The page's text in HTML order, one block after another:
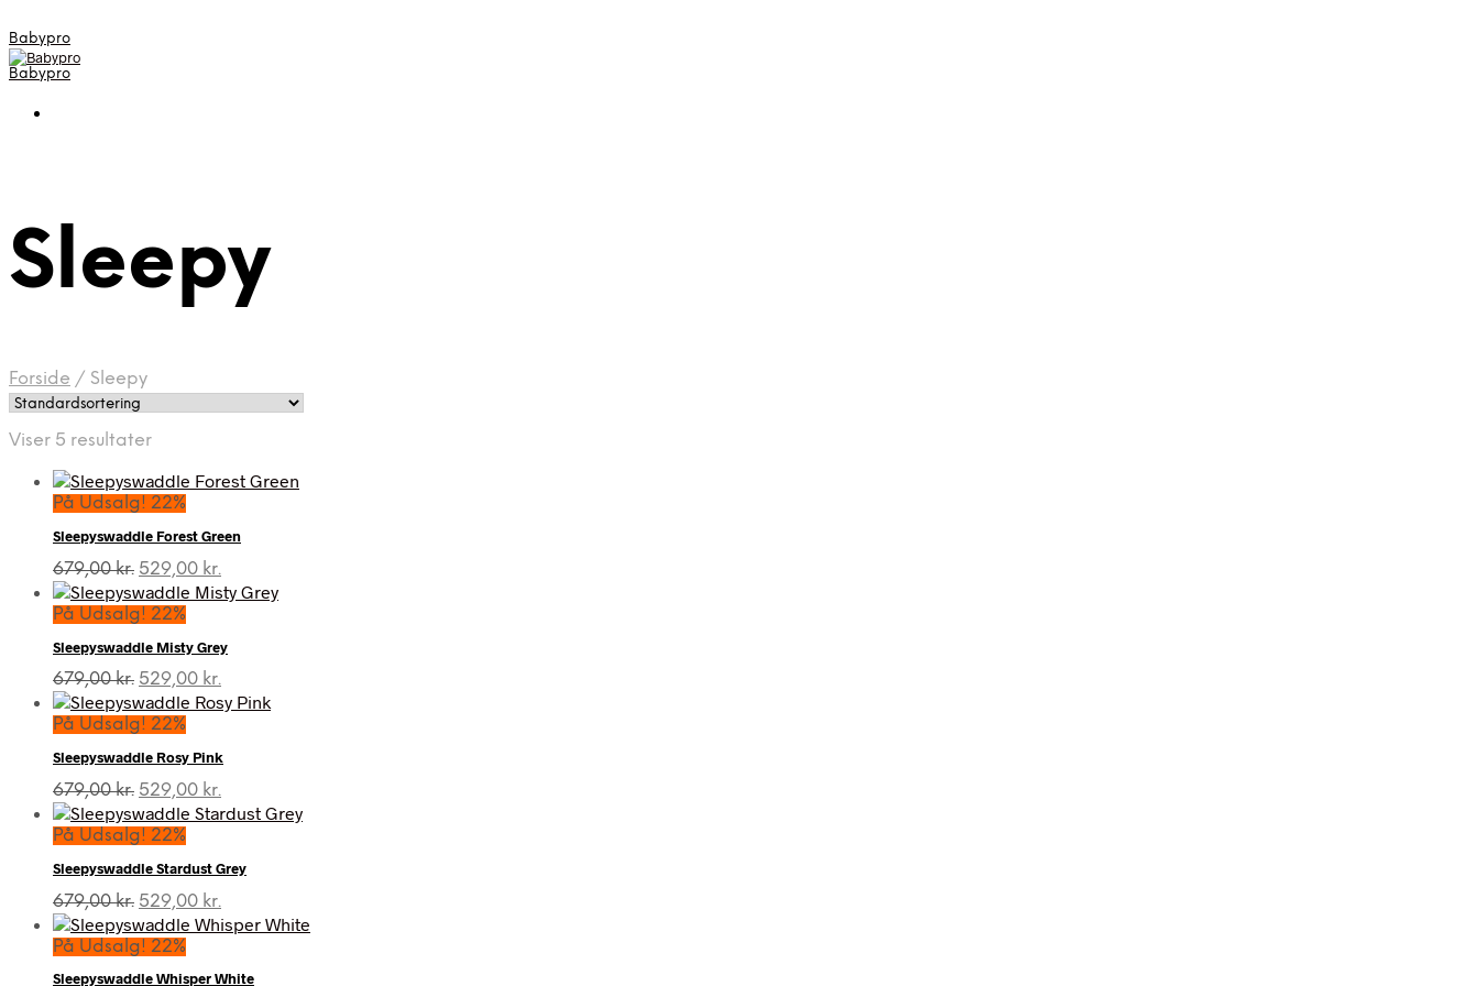
Babypro
Babypro
Sleepy
Forside / Sleepy
Viser 5 resultater
På Udsalg! 22%
Sleepyswaddle Forest Green
679,00kr. Den
oprindelige
pris
679,00 kr..
529,00 kr.
aktuelle
529,00 kr..
På Udsalg! 22%
Sleepyswaddle Misty Grey
679,00kr. Den
oprindelige
pris
679,00 kr..
529,00 kr.
aktuelle
529,00 kr..
På Udsalg! 22%
Sleepyswaddle Rosy Pink
679,00kr. Den
oprindelige
pris
679,00 kr..
529,00 kr.
aktuelle
529,00 kr..
På Udsalg! 22%
Sleepyswaddle Stardust Grey
679,00kr. Den
oprindelige
pris
529,00 kr.
aktuelle
På Udsalg! 22%
Sleepyswaddle Whisper White